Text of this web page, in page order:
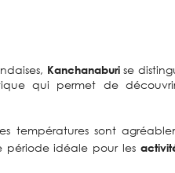
Kanchanaburise
qui permet de
températures sont
période idéale pour les